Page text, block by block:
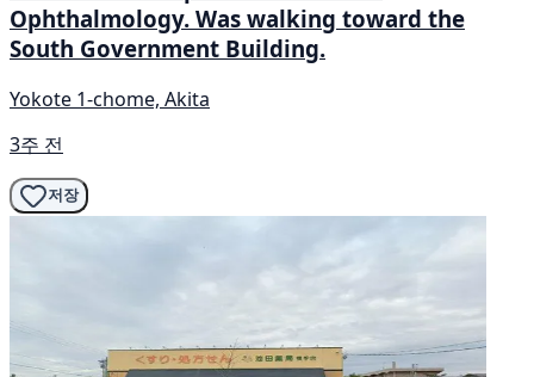
Ophthalmology. Was walking toward the
South Government Building.
Yokote 1-chome, Akita
3주 전
저장